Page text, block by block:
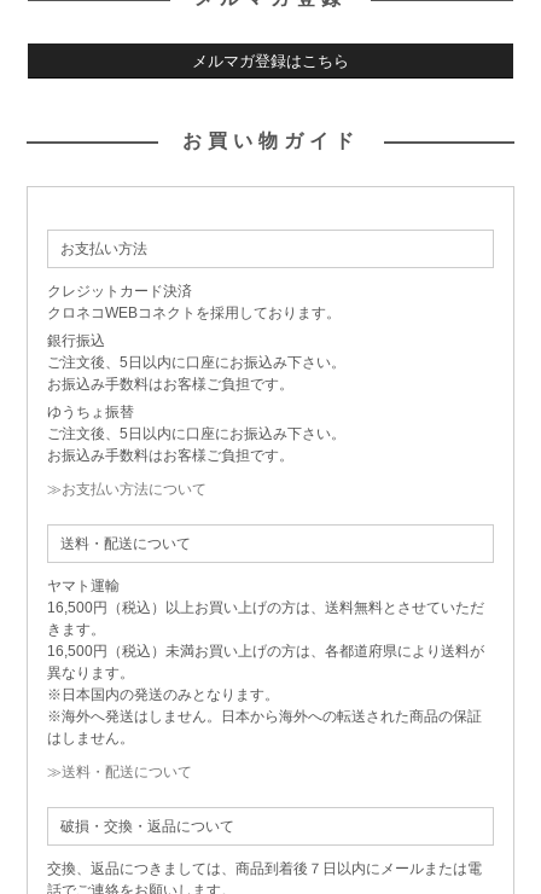
メルマガ登録はこちら
お買い物ガイド
お支払い方法
クレジットカード決済
クロネコWEBコネクトを採用しております。
銀行振込
ご注文後、5日以内に口座にお振込み下さい。
お振込み手数料はお客様ご負担です。
ゆうちょ振替
ご注文後、5日以内に口座にお振込み下さい。
お振込み手数料はお客様ご負担です。
≫お支払い方法について
送料・配送について
ヤマト運輸
16,500円（税込）以上お買い上げの方は、送料無料とさせていただ
きます。
16,500円（税込）未満お買い上げの方は、各都道府県により送料が
異なります。
※日本国内の発送のみとなります。
※海外へ発送はしません。日本から海外への転送された商品の保証
はしません。
≫送料・配送について
破損・交換・返品について
交換、返品につきましては、商品到着後７日以内にメールまたは電
話でご連絡をお願いします。